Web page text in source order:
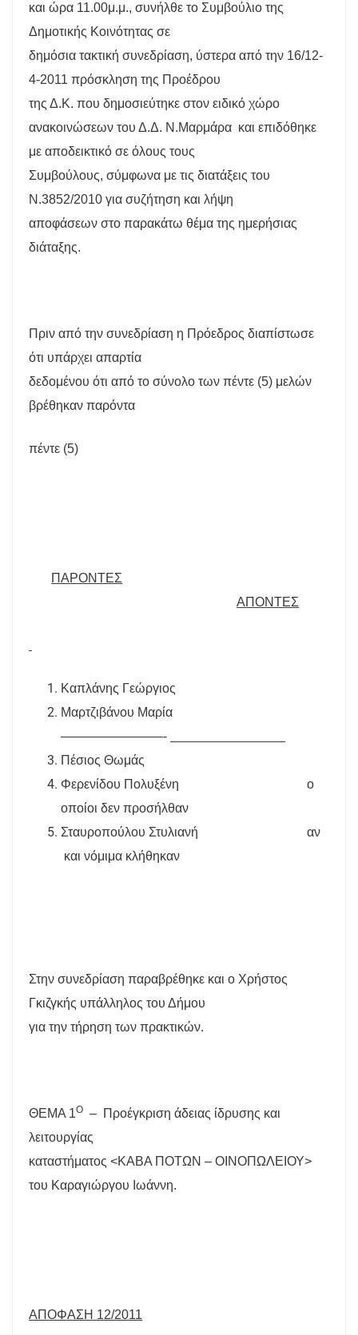
και ώρα 11.00μ.μ., συνήλθε το Συμβούλιο της
Δημοτικής Κοινότητας σε
δημόσια τακτική συνεδρίαση, ύστερα από την 16/12-
4-2011 πρόσκληση της Προέδρου
της Δ.Κ. που δημοσιεύτηκε στον ειδικό χώρο
ανακοινώσεων του Δ.Δ. Ν.Μαρμάρα και επιδόθηκε
με αποδεικτικό σε όλους τους
Συμβούλους, σύμφωνα με τις διατάξεις του
Ν.3852/2010 για συζήτηση και λήψη
αποφάσεων στο παρακάτω θέμα της ημερήσιας
διάταξης.
Πριν από την συνεδρίαση η Πρόεδρος διαπίστωσε
ότι υπάρχει απαρτία
δεδομένου ότι από το σύνολο των πέντε (5) μελών
βρέθηκαν παρόντα
πέντε (5)
ΠΑΡΟΝΤΕΣ
ΑΠΟΝΤΕΣ
Καπλάνης Γεώργιος
Μαρτζιβάνου Μαρία
————————-
Πέσιος Θωμάς
Φερενίδου Πολυξένη
ο
οποίοι δεν προσήλθαν
Σταυροπούλου Στυλιανή
αν
και νόμιμα κλήθηκαν
Στην συνεδρίαση παραβρέθηκε και ο Χρήστος
Γκιζγκής υπάλληλος του Δήμου
για την τήρηση των πρακτικών.
ΘΕΜΑ 1Ο – Προέγκριση άδειας ίδρυσης και
λειτουργίας
καταστήματος <ΚΑΒΑ ΠΟΤΩΝ – ΟΙΝΟΠΩΛΕΙΟΥ>
του Καραγιώργου Ιωάννη.
ΑΠΟΦΑΣΗ 12/2011